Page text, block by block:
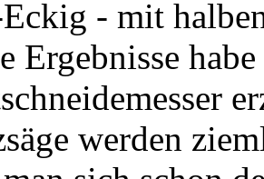
- mit
Ergebnisse
werden